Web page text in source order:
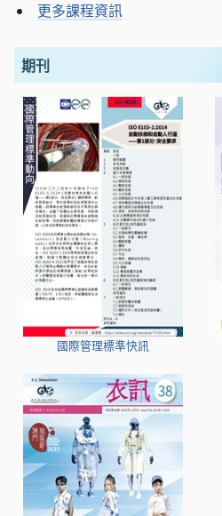
更多課程資訊
期刊
國際管理標準快訊